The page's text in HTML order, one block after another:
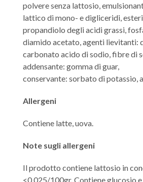
polvere senza lattosio,
lattico di mono- e digliceridi, esteri
propandiolo degli acidi grassi,
diamido acetato, agenti lievitanti:
carbonato acido di sodio, fibre di
addensante: gomma di guar,
conservante: sorbato di potassio,
Allergeni
Contiene latte, uova.
Note sugli allergeni
Il prodotto contiene lattosio in
<0,025/100gr. Contiene glucosio